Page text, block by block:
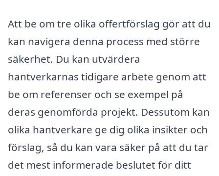
Att be om tre olika offertförslag gör att du
kan navigera denna process med större
säkerhet. Du kan utvärdera
hantverkarnas tidigare arbete genom att
be om referenser och se exempel på
deras genomförda projekt. Dessutom kan
olika hantverkare ge dig olika insikter och
förslag, så du kan vara säker på att du tar
det mest informerade beslutet för ditt